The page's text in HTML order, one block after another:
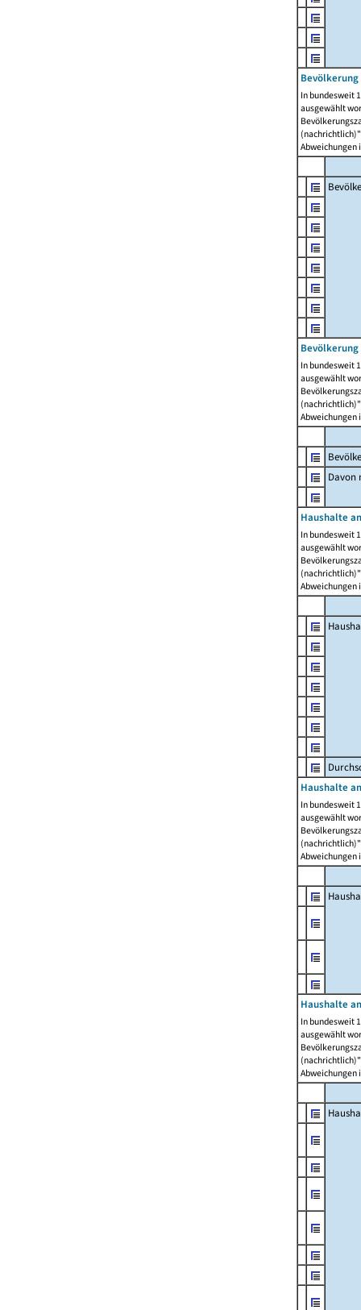
In bundesweit
ausgewählt
Abweichungen
In bundesweit
ausgewählt
Abweichungen
Davon
Haushalte
In bundesweit
ausgewählt
Abweichungen
Haushalte
In bundesweit
ausgewählt
Abweichungen
Haushalte
In bundesweit
ausgewählt
Abweichungen